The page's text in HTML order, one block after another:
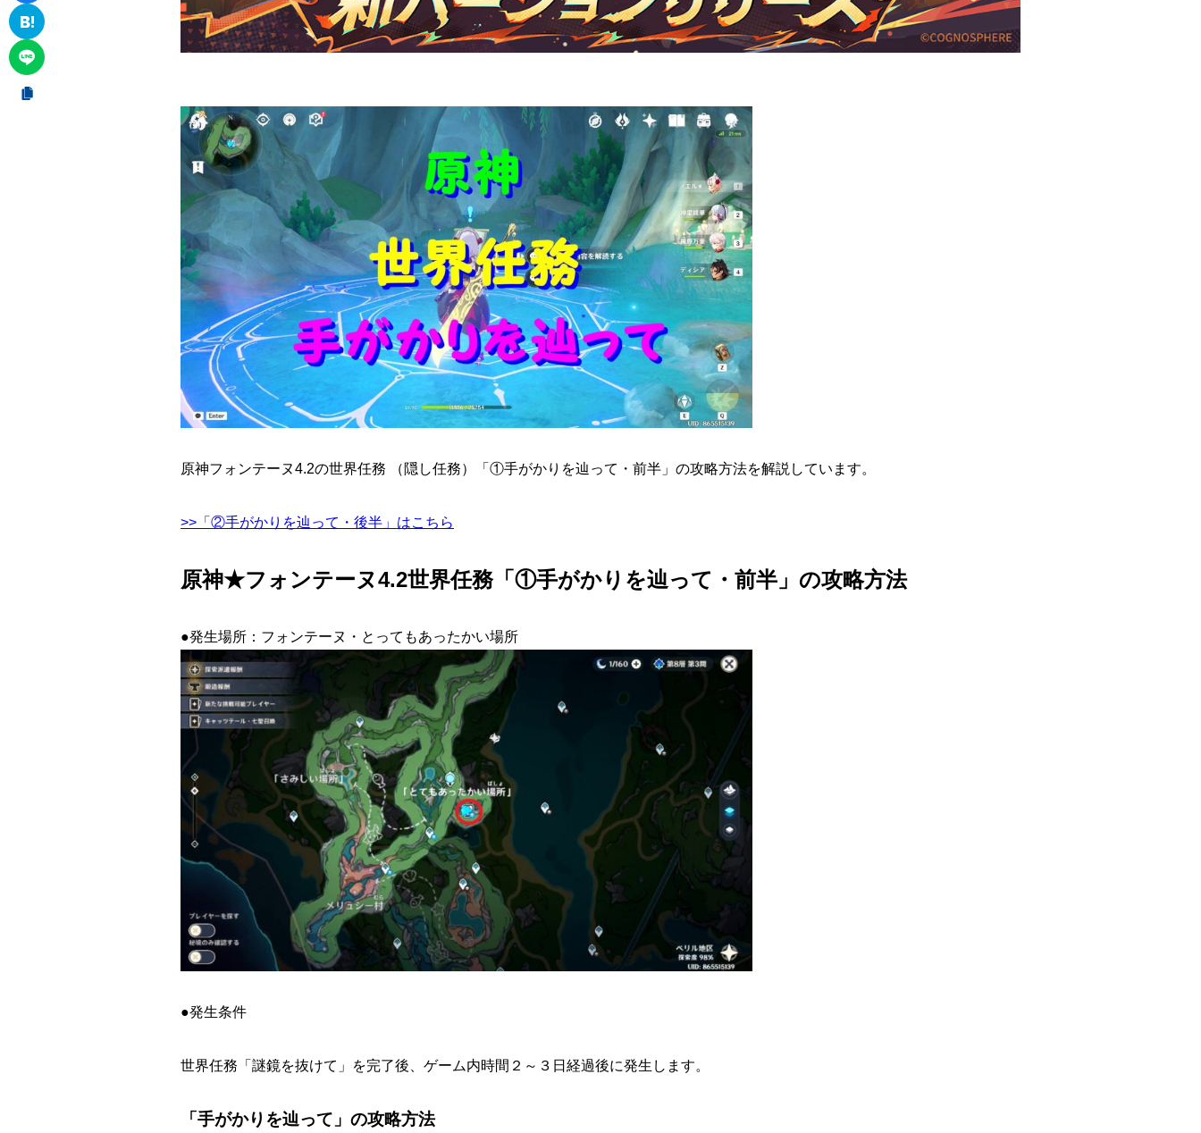
原神フォンテーヌ4.2の世界任務 （隠し任務）「①手がかりを辿って・前半」の攻略方法を解説しています。
>>「②手がかりを辿って・後半」はこちら
原神★フォンテーヌ4.2世界任務「①手がかりを辿って・前半」の攻略方法
●発生場所：フォンテーヌ・とってもあったかい場所
●発生条件
世界任務「謎鏡を抜けて」を完了後、ゲーム内時間２～３日経過後に発生します。
「手がかりを辿って」の攻略方法